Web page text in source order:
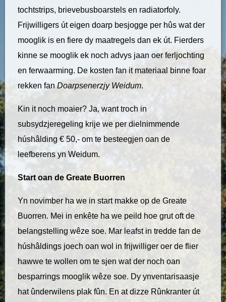
tochtstrips, brievebusboarstels en radiatorfoly.
Frijwilligers út eigen doarp besjogge per hûs wat der
mooglik is en fiere dy maatregels dan ek út. Fierders
kinne se mooglik ek noch advys jaan oer ferljochting
en ferwaarming. De kosten fan it materiaal binne foar
rekken fanDoarpsenerzjy Weidum.
Kin it noch moaier? Ja, want troch in
subsydzjeregeling krije we per dielnimmende
húshâlding € 50,- om te besteegjen oan de
leefberens yn Weidum.
Start oan de Greate Buorren
Yn novimber ha we in start makke op de Greate
Buorren. Mei in enkête ha we peild hoe grut oft de
belangstelling wêze soe. Mar leafst in tredde fan de
húshâldings joech oan wol in frijwilliger oer de flier
hawwe te wollen om te sjen wat der noch oan
besparrings mooglik wêze soe. Dy ynventarisaasje
hat ûnderwilens plak fûn. En at dizze Rûnkranter út